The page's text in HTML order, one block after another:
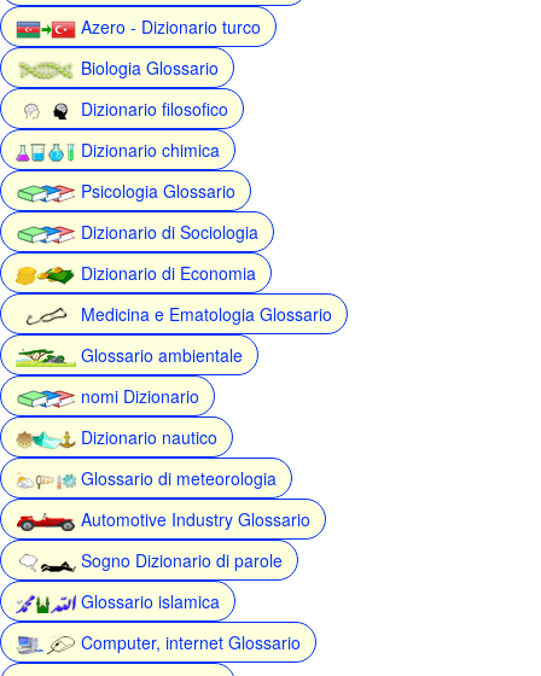
Azero - Dizionario turco
Biologia Glossario
Dizionario filosofico
Dizionario chimica
Psicologia Glossario
Dizionario di Sociologia
Dizionario di Economia
Medicina e Ematologia Glossario
Glossario ambientale
nomi Dizionario
Dizionario nautico
Glossario di meteorologia
Automotive Industry Glossario
Sogno Dizionario di parole
Glossario islamica
Computer, internet Glossario